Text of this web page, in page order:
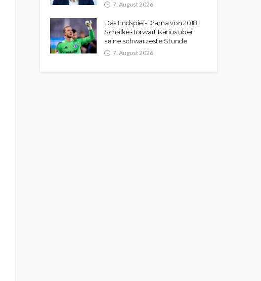
7. August 2026
Das Endspiel-Drama von 2018:
Schalke-Torwart Karius über
seine schwärzeste Stunde
7. August 2026